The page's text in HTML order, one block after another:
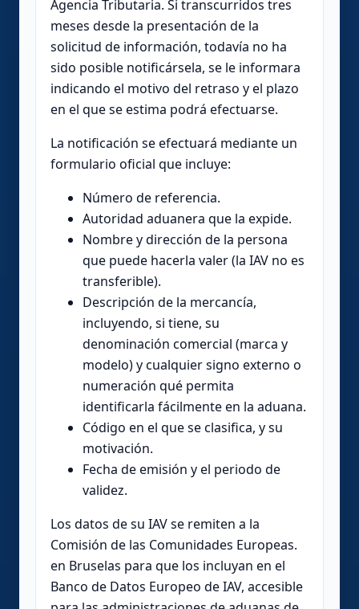
Agencia Tributaria. Si transcurridos tres
meses desde la presentación de la
solicitud de información, todavía no ha
sido posible notificársela, se le informara
indicando el motivo del retraso y el plazo
en el que se estima podrá efectuarse.
La notificación se efectuará mediante un
formulario oficial que incluye:
Número de referencia.
Autoridad aduanera que la expide.
Nombre y dirección de la persona
que puede hacerla valer (la IAV no es
transferible).
Descripción de la mercancía,
incluyendo, si tiene, su
denominación comercial (marca y
modelo) y cualquier signo externo o
numeración qué permita
identificarla fácilmente en la aduana.
Código en el que se clasifica, y su
motivación.
Fecha de emisión y el periodo de
validez.
Los datos de su IAV se remiten a la
Comisión de las Comunidades Europeas.
en Bruselas para que los incluyan en el
Banco de Datos Europeo de IAV, accesible